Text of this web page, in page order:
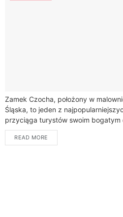
Zamek Czocha, położony w
Śląska, to jeden z
przyciąga turystów swoim
i zachwycającą średniowieczną
niezliczone możliwości dla...
READ MORE